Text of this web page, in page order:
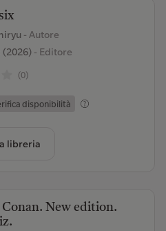
- Autore
(2026)- Editore
(0)
disponibilità
libreria
New edition.